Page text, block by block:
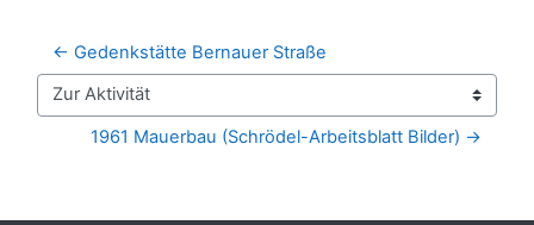
← Gedenkstätte Bernauer Straße
Zur Aktivität
1961 Mauerbau (Schrödel-Arbeitsblatt Bilder) →
Ergänzungsblöcke